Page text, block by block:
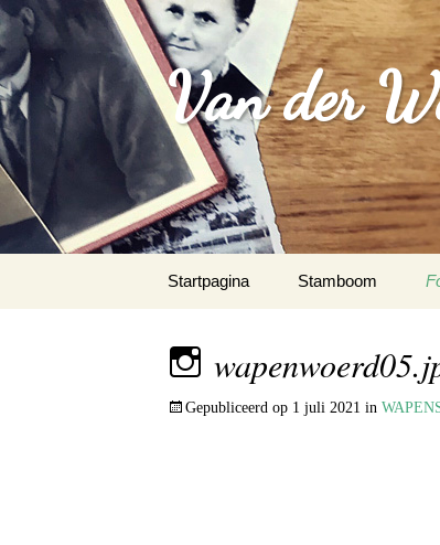
Van der
naar
Startpagina Stamboom
Gepubliceerd op 1 juli 2021 in